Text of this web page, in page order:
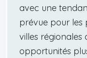
avec une
prévue pour les
villes régionales
opportunités